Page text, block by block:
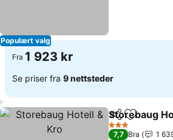
Populært valg
Fra 1 923 kr
Se priser fra 9 nettsteder
Del Legg til
Storebaug
3 Stjerner
7,7 Bra
1